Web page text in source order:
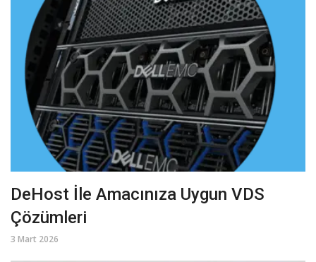
DeHost İle Amacınıza Uygun VDS
Çözümleri
3 Mart 2026